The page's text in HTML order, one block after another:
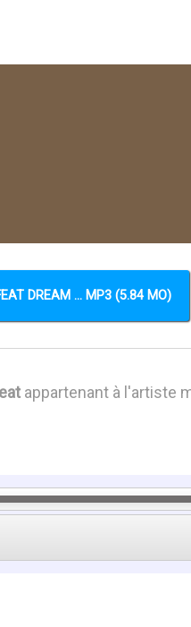
DREAM ... MP3 (5.84 MO)
appartenant à l'artiste